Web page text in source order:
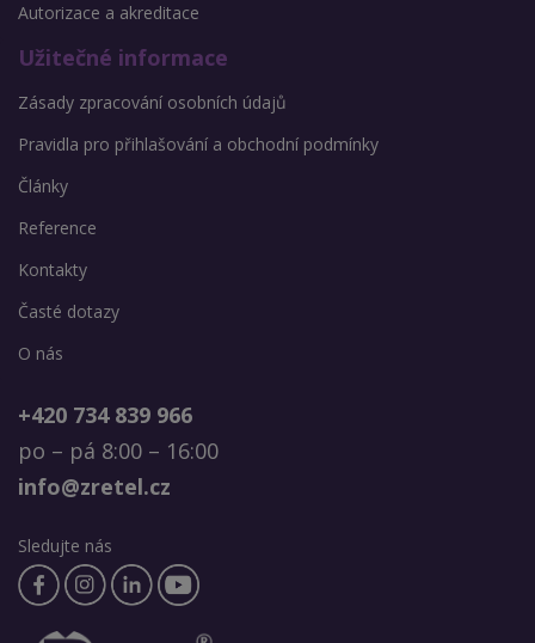
Autorizace a akreditace
Užitečné informace
Zásady zpracování osobních údajů
Pravidla pro přihlašování a obchodní podmínky
Články
Reference
Kontakty
Časté dotazy
O nás
+420 734 839 966
po – pá 8:00 – 16:00
info@zretel.cz
Sledujte nás